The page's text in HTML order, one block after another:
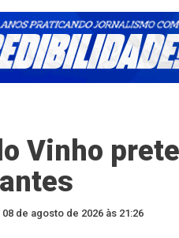
Vinho
08 de agosto de 2026 às 21:26